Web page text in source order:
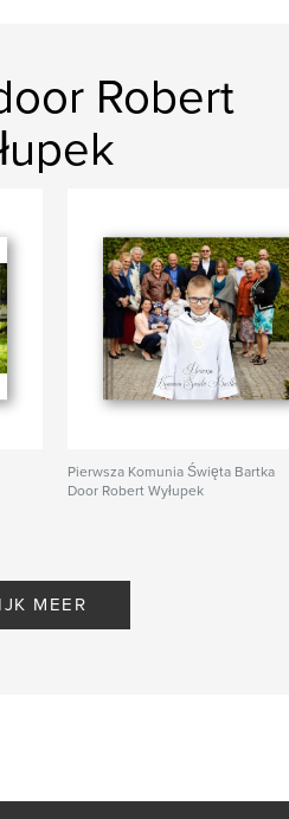
Robert
Pierwsza Komunia Święta Bartka
Door Robert Wyłupek
MEER